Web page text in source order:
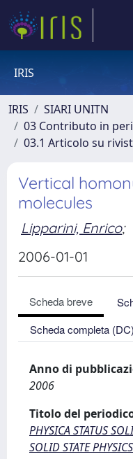
IRIS
IRIS
SIARI UNITN
03 Contributo in
03.1 Articolo su
Vertical
molecules
Lipparini, Enrico;
2006-01-01
Scheda breve
Scheda completa (DC)
Anno di
2006
Titolo del
PHYSICA STATUS
SOLID STATE PHYSICS